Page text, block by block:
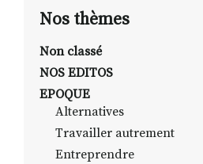
RECHERCHER
S'INSCRIRE À LA
Nos thèmes
Non classé
NOS EDITOS
EPOQUE
Alternatives
Travailler autrement
Entreprendre